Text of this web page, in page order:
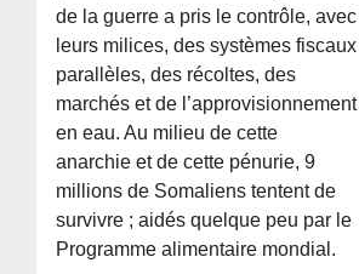
de la guerre a pris le contrôle, avec
leurs milices, des systèmes fiscaux
parallèles, des récoltes, des
marchés et de l’approvisionnement
en eau. Au milieu de cette
anarchie et de cette pénurie, 9
millions de Somaliens tentent de
survivre ; aidés quelque peu par le
Programme alimentaire mondial.